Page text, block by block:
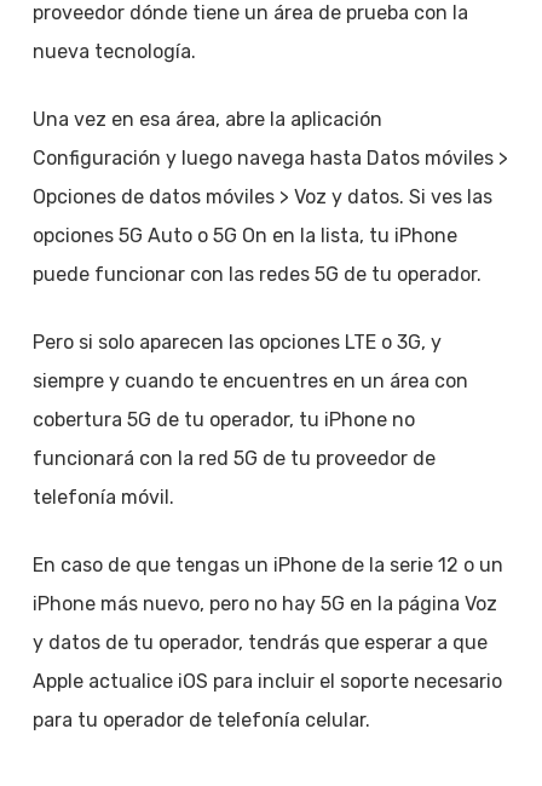
proveedor dónde tiene un área de prueba con la
nueva tecnología.
Una vez en esa área, abre la aplicación
Configuración y luego navega hasta Datos móviles >
Opciones de datos móviles > Voz y datos. Si ves las
opciones 5G Auto o 5G On en la lista, tu iPhone
puede funcionar con las redes 5G de tu operador.
Pero si solo aparecen las opciones LTE o 3G, y
siempre y cuando te encuentres en un área con
cobertura 5G de tu operador, tu iPhone no
funcionará con la red 5G de tu proveedor de
telefonía móvil.
En caso de que tengas un iPhone de la serie 12 o un
iPhone más nuevo, pero no hay 5G en la página Voz
y datos de tu operador, tendrás que esperar a que
Apple actualice iOS para incluir el soporte necesario
para tu operador de telefonía celular.